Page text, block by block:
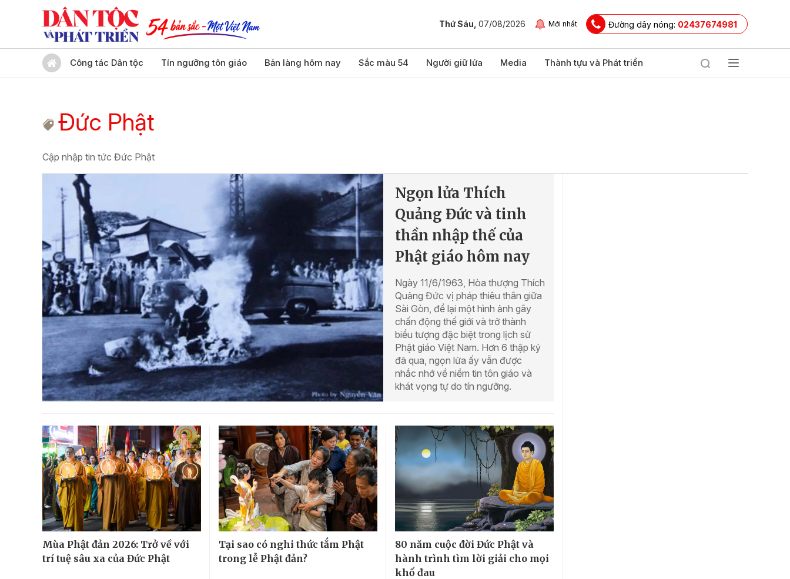
Thứ Sáu, 07/08/2026 Mới nhất Đường dây nóng: 02437674981
Công tác Dân tộc Tín ngưỡng tôn giáo Bản làng hôm nay Sắc màu 54 Người giữ lửa Media Thành tựu và Phát triển
Đức Phật
Cập nhập tin tức Đức Phật
Ngọn lửa Thích
Quảng Đức và tinh
thần nhập thế của
Phật giáo hôm nay
Ngày 11/6/1963, Hòa thượng Thích
Quảng Đức vị pháp thiêu thân giữa
Sài Gòn, để lại một hình ảnh gây
chấn động thế giới và trở thành
biểu tượng đặc biệt trong lịch sử
Phật giáo Việt Nam. Hơn 6 thập kỷ
đã qua, ngọn lửa ấy vẫn được
nhắc nhớ về niềm tin tôn giáo và
khát vọng tự do tín ngưỡng.
Mùa Phật đản 2026: Trở về với
trí tuệ sâu xa của Đức Phật
Tại sao có nghi thức tắm Phật
trong lễ Phật đản?
80 năm cuộc đời Đức Phật và
hành trình tìm lời giải cho mọi
khổ đau